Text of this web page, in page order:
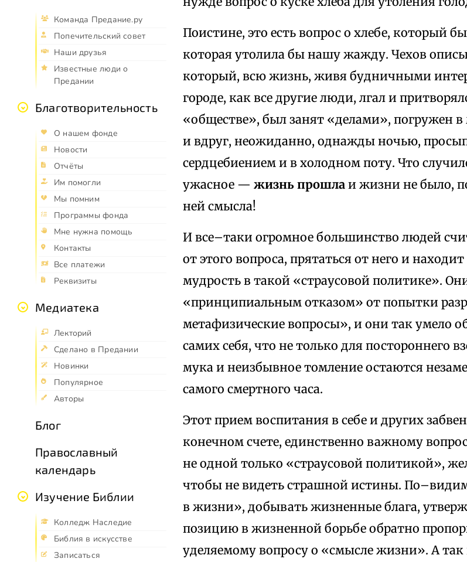
Команда Предание.ру
Попечительский совет
Наши друзья
Известные люди о
Предании
Благотворительность
О нашем фонде
Новости
Отчёты
Им помогли
Мы помним
Программы фонда
Мне нужна помощь
Контакты
Все платежи
Реквизиты
Медиатека
Лекторий
Сделано в Предании
Новинки
Популярное
Авторы
Блог
Православный
календарь
Изучение Библии
Колледж Наследие
Библия в искусстве
Записаться
Поистине, это есть вопрос о хлебе, который
которая утолила бы нашу жажду. Чехов
который, всю жизнь, живя будничными
городе, как все другие люди, лгал и
«обществе», был занят «делами», погружен
и вдруг, неожиданно, однажды ночью,
сердцебиением и в холодном поту. Что
ужасное — жизнь прошла и жизни не было,
ней смысла!
И все–таки огромное большинство людей
от этого вопроса, прятаться от него и
мудрость в такой «страусовой политике».
«принципиальным отказом» от попытки
метафизические вопросы», и они так умело
самих себя, что не только для постороннего
мука и неизбывное томление остаются
самого смертного часа.
Этот прием воспитания в себе и других
конечном счете, единственно важному
не одной только «страусовой политикой»,
чтобы не видеть страшной истины.
в жизни», добывать жизненные блага,
позицию в жизненной борьбе обратно
уделяемому вопросу о «смысле жизни». А так